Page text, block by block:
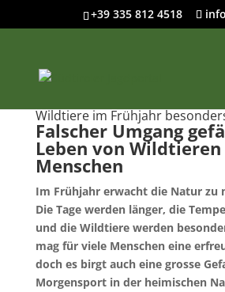
+39 335 812 4518
Wildtiere im Frühjahr
Falscher Umgang
Leben von
Menschen
Im Frühjahr erwacht die Natur zu
Die Tage werden länger, die
und die Wildtiere werden
mag für viele Menschen eine
doch es birgt auch eine grosse
Morgensport in der heimischen